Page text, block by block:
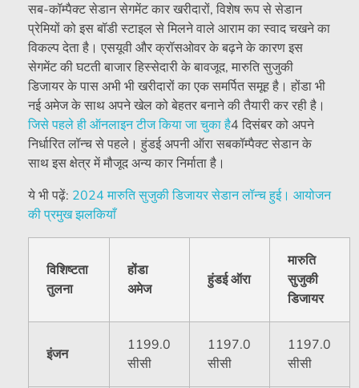
सब-कॉम्पैक्ट सेडान सेगमेंट कार खरीदारों, विशेष रूप से सेडान
प्रेमियों को इस बॉडी स्टाइल से मिलने वाले आराम का स्वाद चखने का
विकल्प देता है। एसयूवी और क्रॉसओवर के बढ़ने के कारण इस
सेगमेंट की घटती बाजार हिस्सेदारी के बावजूद, मारुति सुजुकी
डिजायर के पास अभी भी खरीदारों का एक समर्पित समूह है। होंडा भी
नई अमेज के साथ अपने खेल को बेहतर बनाने की तैयारी कर रही है।
जिसे पहले ही ऑनलाइन टीज किया जा चुका है4 दिसंबर को अपने
निर्धारित लॉन्च से पहले। हुंडई अपनी ऑरा सबकॉम्पैक्ट सेडान के
साथ इस क्षेत्र में मौजूद अन्य कार निर्माता है।
ये भी पढ़ें: 2024 मारुति सुजुकी डिजायर सेडान लॉन्च हुई। आयोजन
की प्रमुख झलकियाँ
विशिष्टता
तुलना
होंडा
अमेज
हुंडई ऑरा
मारुति
सुजुकी
डिजायर
इंजन
1199.0
सीसी
1197.0
सीसी
1197.0
सीसी